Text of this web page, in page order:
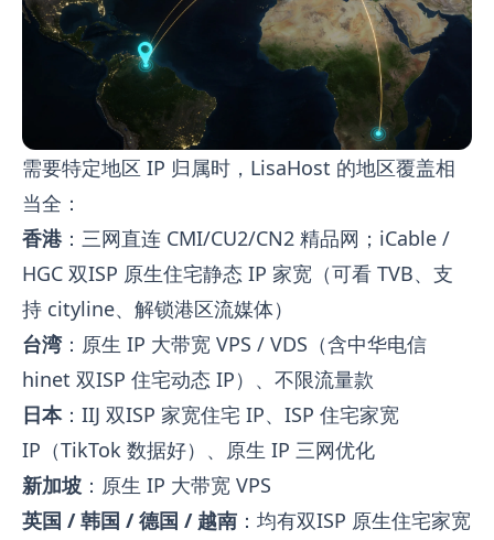
需要特定地区 IP 归属时，LisaHost 的地区覆盖相
当全：
香港：三网直连 CMI/CU2/CN2 精品网；iCable /
HGC 双ISP 原生住宅静态 IP 家宽（可看 TVB、支
持 cityline、解锁港区流媒体）
台湾：原生 IP 大带宽 VPS / VDS（含中华电信
hinet 双ISP 住宅动态 IP）、不限流量款
日本：IIJ 双ISP 家宽住宅 IP、ISP 住宅家宽
IP（TikTok 数据好）、原生 IP 三网优化
新加坡 ：原生 IP 大带宽 VPS
英国 / 韩国 / 德国 / 越南 ：均有双ISP 原生住宅家宽